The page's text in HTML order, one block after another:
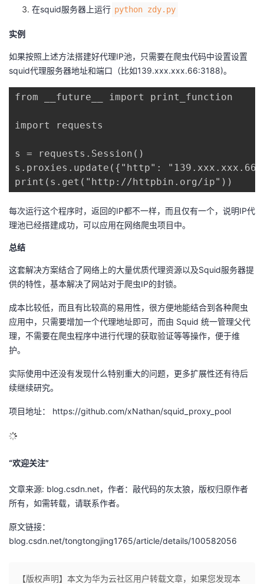
在squid服务器上运行 python zdy.py
实例
如果按照上述方法搭建好代理IP池，只需要在爬虫代码中设置设置
squid代理服务器地址和端口（比如139.xxx.xxx.66:3188)。
from __future__ import print_function
import requests
s = requests.Session()
s.proxies.update({"http":
每次运行这个程序时，返回的IP都不一样，而且仅有一个，说明IP代
理池已经搭建成功，可以应用在网络爬虫项目中。
总结
这套解决方案结合了网络上的大量优质代理资源以及Squid服务器提
供的特性，基本解决了网站对于爬虫IP的封锁。
成本比较低，而且有比较高的易用性，很方便地能结合到各种爬虫
应用中，只需要增加一个代理地址即可，而由 Squid 统一管理父代
理，不需要在爬虫程序中进行代理的获取验证等等操作，便于维
护。
实际使用中还没有发现什么特别重大的问题，更多扩展性还有待后
续继续研究。
项目地址： https://github.com/xNathan/squid_proxy_pool
“欢迎关注”
文章来源: blog.csdn.net，作者：敲代码的灰太狼，版权归原作者
所有，如需转载，请联系作者。
原文链接：
blog.csdn.net/tongtongjing1765/article/details/100582056
【版权声明】本文为华为云社区用户转载文章，如果您发现本